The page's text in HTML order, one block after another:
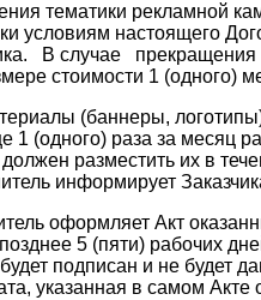
тематики рекламной
условиям настоящего
В случае
стоимости 1
(баннеры,
(одного) раза за
разместить их в
информирует
оформляет Акт
5 (пяти) рабочих
подписан и не будет
указанная в самом Акте